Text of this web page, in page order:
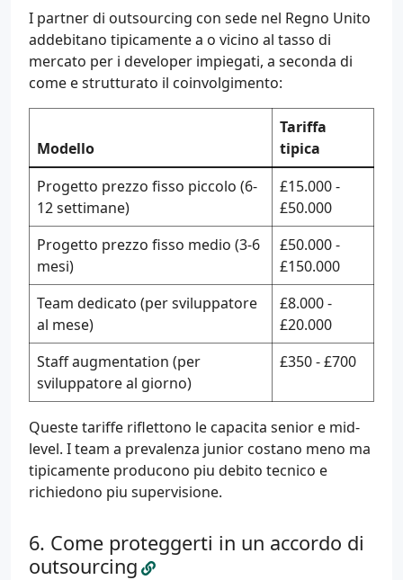
I partner di outsourcing con sede nel Regno Unito
addebitano tipicamente a o vicino al tasso di
mercato per i developer impiegati, a seconda di
come e strutturato il coinvolgimento:
Modello
Tariffa
tipica
Progetto prezzo fisso piccolo (6-
12 settimane)
£15.000 -
£50.000
Progetto prezzo fisso medio (3-6
mesi)
£50.000 -
£150.000
Team dedicato (per sviluppatore
al mese)
£8.000 -
£20.000
Staff augmentation (per
sviluppatore al giorno)
£350 - £700
Queste tariffe riflettono le capacita senior e mid-
level. I team a prevalenza junior costano meno ma
tipicamente producono piu debito tecnico e
richiedono piu supervisione.
Come proteggerti in un accordo di
outsourcing